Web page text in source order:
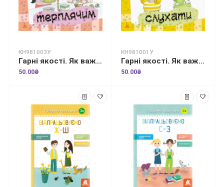
КН981003У
Гарні якості. Як важливо бути терплячим!
50.00₴
КН981001У
Гарні якості. Як важливо вміти слухати
50.00₴